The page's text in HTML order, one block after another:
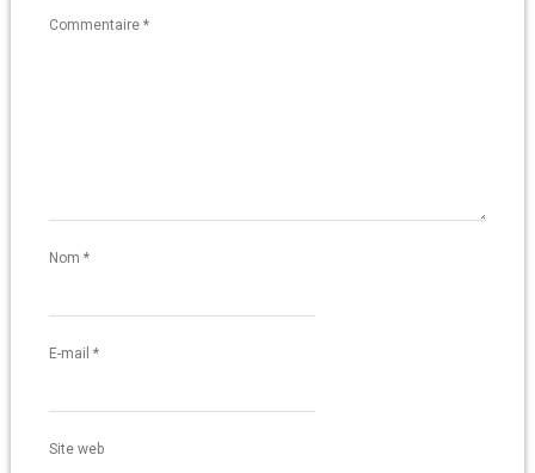
Commentaire *
Nom *
E-mail *
Site web